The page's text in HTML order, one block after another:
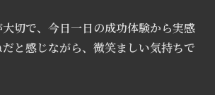
切で、今日一日の成功体験から実感
と感じながら、微笑ましい気持ちで